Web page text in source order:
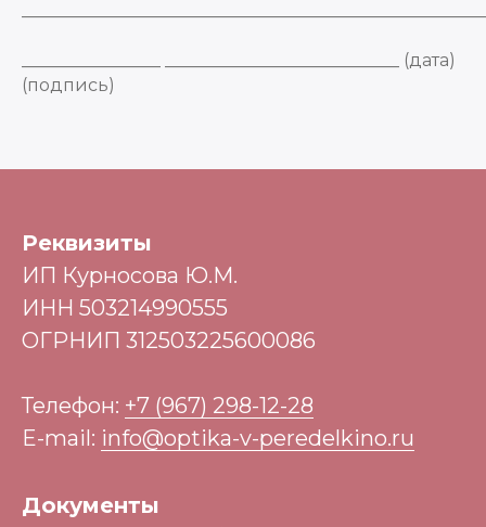
________________ ___________________________ (дата)
(подпись)
Реквизиты
ИП Курносова Ю.М.
ИНН 503214990555
ОГРНИП 312503225600086
Телефон: +7 (967) 298-12-28
E-mail: info@optika-v-peredelkino.ru
Документы